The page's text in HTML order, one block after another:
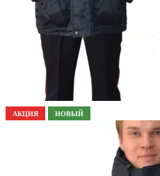
АКЦИЯ НОВЫЙ